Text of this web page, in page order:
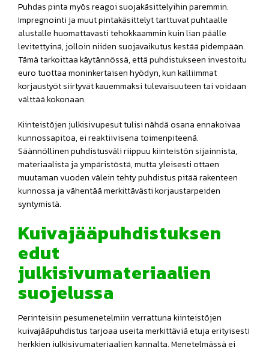
Puhdas pinta myös reagoi suojakäsittelyihin paremmin.
Impregnointi ja muut pintakäsittelyt tarttuvat puhtaalle
alustalle huomattavasti tehokkaammin kuin lian päälle
levitettyinä, jolloin niiden suojavaikutus kestää pidempään.
Tämä tarkoittaa käytännössä, että puhdistukseen investoitu
euro tuottaa moninkertaisen hyödyn, kun kalliimmat
korjaustyöt siirtyvät kauemmaksi tulevaisuuteen tai voidaan
välttää kokonaan.
Kiinteistöjen julkisivupesut tulisi nähdä osana ennakoivaa
kunnossapitoa, ei reaktiivisena toimenpiteenä.
Säännöllinen puhdistusväli riippuu kiinteistön sijainnista,
materiaalista ja ympäristöstä, mutta yleisesti ottaen
muutaman vuoden välein tehty puhdistus pitää rakenteen
kunnossa ja vähentää merkittävästi korjaustarpeiden
syntymistä.
Kuivajääpuhdistuksen
edut
julkisivumateriaalien
suojelussa
Perinteisiin pesumenetelmiin verrattuna kiinteistöjen
kuivajääpuhdistus tarjoaa useita merkittäviä etuja erityisesti
herkkien julkisivumateriaalien kannalta. Menetelmässä ei